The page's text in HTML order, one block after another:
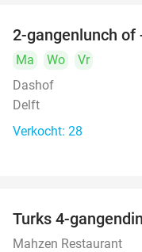
2-gangenlunch of
Ma Wo
Vr
Dashof
Delft
Verkocht: 28
Turks 4-
Mahzen Restaurant